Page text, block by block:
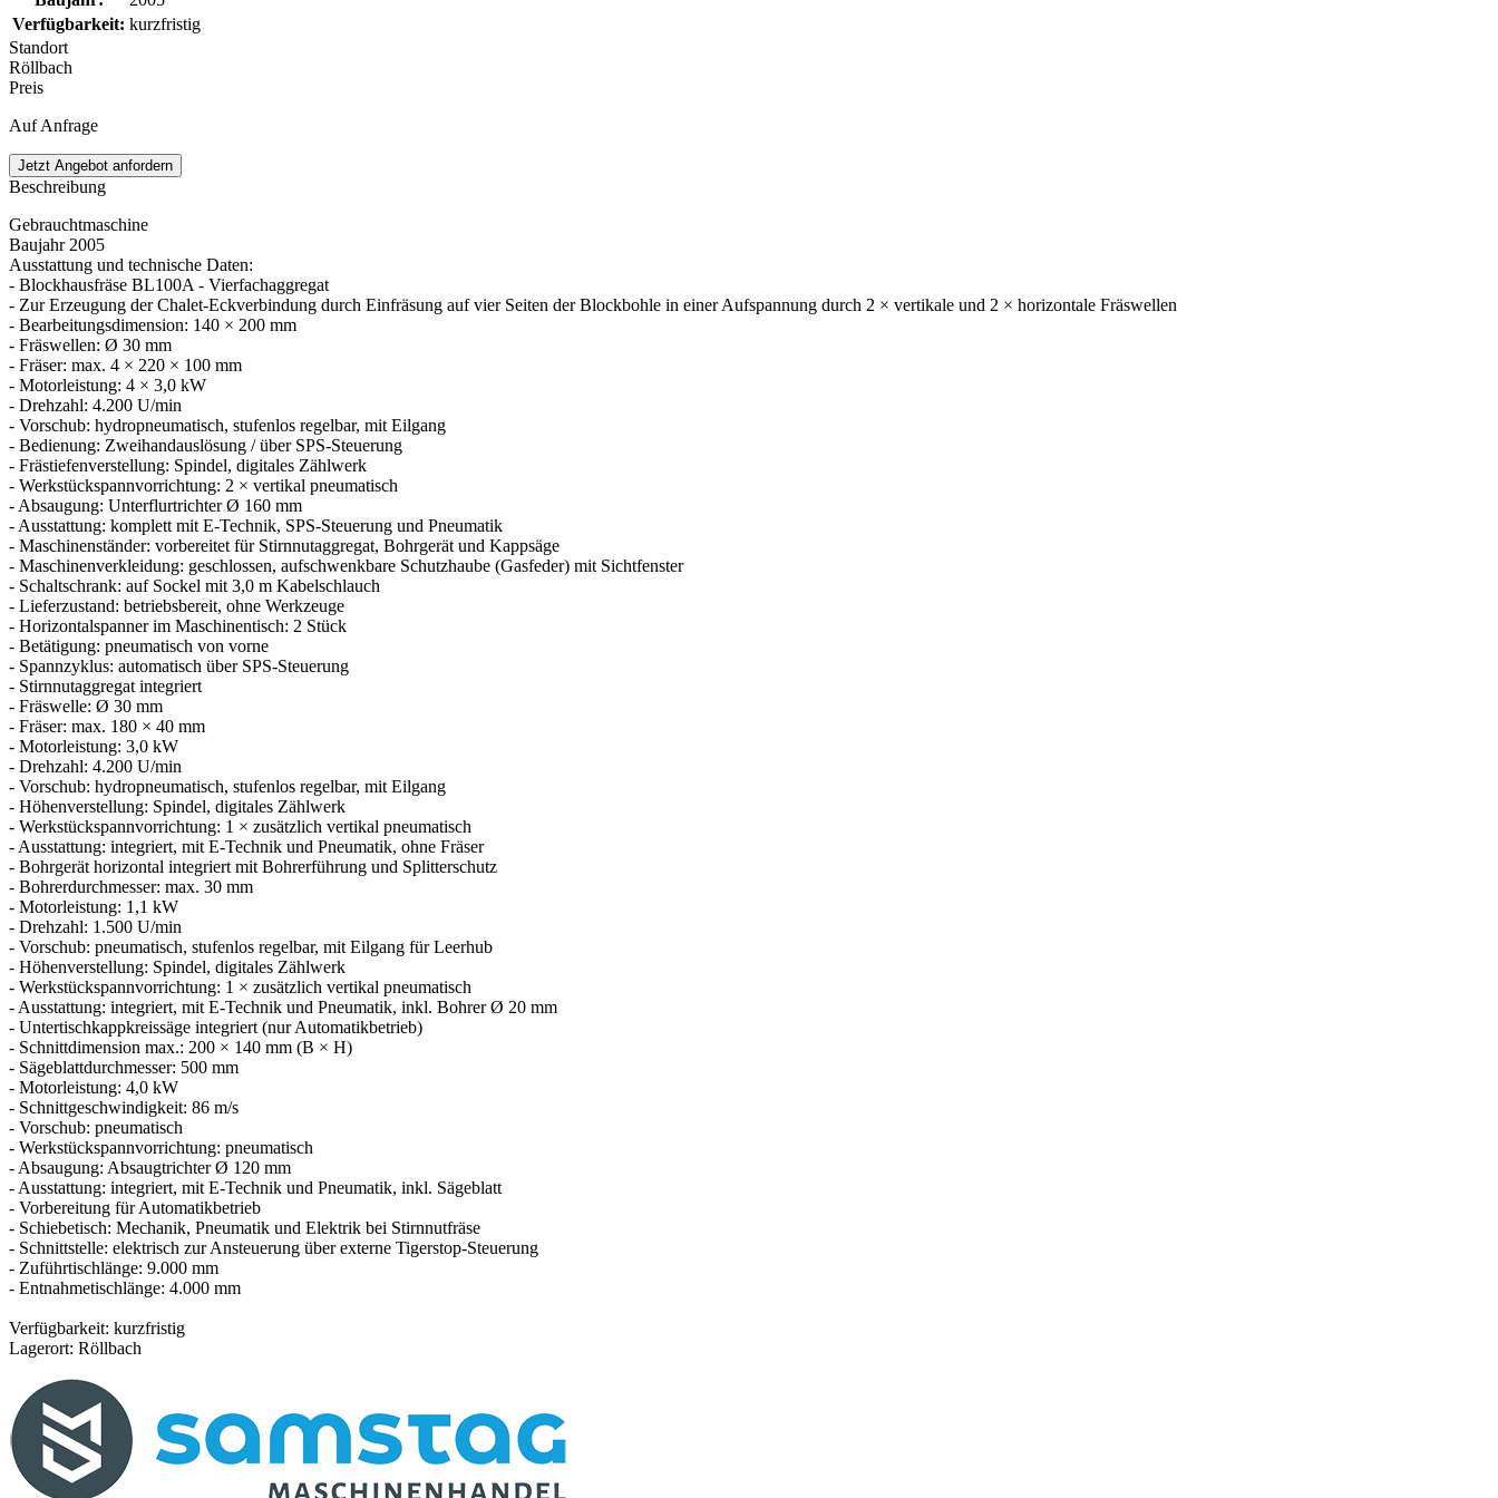
Verfügbarkeit: kurzfristig
Standort
Röllbach
Preis
Auf Anfrage
Jetzt Angebot anfordern
Beschreibung
Gebrauchtmaschine
Baujahr 2005
Ausstattung und technische Daten:
- Blockhausfräse BL100A - Vierfachaggregat
- Zur Erzeugung der Chalet-Eckverbindung durch Einfräsung auf vier Seiten der Blockbohle in einer Aufspannung durch 2 × vertikale und 2 × horizontale Fräswellen
- Bearbeitungsdimension: 140 × 200 mm
- Fräswellen: Ø 30 mm
- Fräser: max. 4 × 220 × 100 mm
- Motorleistung: 4 × 3,0 kW
- Drehzahl: 4.200 U/min
- Vorschub: hydropneumatisch, stufenlos regelbar, mit Eilgang
- Bedienung: Zweihandauslösung / über SPS-Steuerung
- Frästiefenverstellung: Spindel, digitales Zählwerk
- Werkstückspannvorrichtung: 2 × vertikal pneumatisch
- Absaugung: Unterflurtrichter Ø 160 mm
- Ausstattung: komplett mit E-Technik, SPS-Steuerung und Pneumatik
- Maschinenständer: vorbereitet für Stirnnutaggregat, Bohrgerät und Kappsäge
- Maschinenverkleidung: geschlossen, aufschwenkbare Schutzhaube (Gasfeder) mit Sichtfenster
- Schaltschrank: auf Sockel mit 3,0 m Kabelschlauch
- Lieferzustand: betriebsbereit, ohne Werkzeuge
- Horizontalspanner im Maschinentisch: 2 Stück
- Betätigung: pneumatisch von vorne
- Spannzyklus: automatisch über SPS-Steuerung
- Stirnnutaggregat integriert
- Fräswelle: Ø 30 mm
- Fräser: max. 180 × 40 mm
- Motorleistung: 3,0 kW
- Drehzahl: 4.200 U/min
- Vorschub: hydropneumatisch, stufenlos regelbar, mit Eilgang
- Höhenverstellung: Spindel, digitales Zählwerk
- Werkstückspannvorrichtung: 1 × zusätzlich vertikal pneumatisch
- Ausstattung: integriert, mit E-Technik und Pneumatik, ohne Fräser
- Bohrgerät horizontal integriert mit Bohrerführung und Splitterschutz
- Bohrerdurchmesser: max. 30 mm
- Motorleistung: 1,1 kW
- Drehzahl: 1.500 U/min
- Vorschub: pneumatisch, stufenlos regelbar, mit Eilgang für Leerhub
- Höhenverstellung: Spindel, digitales Zählwerk
- Werkstückspannvorrichtung: 1 × zusätzlich vertikal pneumatisch
- Ausstattung: integriert, mit E-Technik und Pneumatik, inkl. Bohrer Ø 20 mm
- Untertischkappkreissäge integriert (nur Automatikbetrieb)
- Schnittdimension max.: 200 × 140 mm (B × H)
- Sägeblattdurchmesser: 500 mm
- Motorleistung: 4,0 kW
- Schnittgeschwindigkeit: 86 m/s
- Vorschub: pneumatisch
- Werkstückspannvorrichtung: pneumatisch
- Absaugung: Absaugtrichter Ø 120 mm
- Ausstattung: integriert, mit E-Technik und Pneumatik, inkl. Sägeblatt
- Vorbereitung für Automatikbetrieb
- Schiebetisch: Mechanik, Pneumatik und Elektrik bei Stirnnutfräse
- Schnittstelle: elektrisch zur Ansteuerung über externe Tigerstop-Steuerung
- Zuführtischlänge: 9.000 mm
- Entnahmetischlänge: 4.000 mm
Verfügbarkeit: kurzfristig
Lagerort: Röllbach